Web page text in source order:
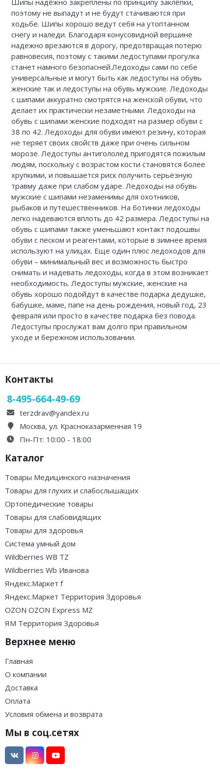
поэтому не выпадут и не будут стачиваются при
ходьбе. Шипы хорошо ведут себя на утоптанном
снегу и наледи. Благодаря конусовидной вершине
надежно врезаются в дорогу, предотвращая потерю
равновесия, поэтому с такими ледоступами прогулка
станет намного безопасней.Ледоходы сами по себе
универсальные и могут быть как ледоступы на обувь
женские так и ледоступы на обувь мужские. Ледоходы
с шипами аккуратно смотрятся на женской обуви, что
делает их практически незаметными. Ледоходы на
обувь с шипами женские подходят на размер обуви с
38 по 42. Ледоходы для обуви имеют резину, которая
не теряет своих свойств даже при очень сильном
морозе. Ледоступы антигололед пригодятся пожилым
людям, поскольку с возрастом кости становятся более
хрупкими, и повышается риск получить серьёзную
травму даже при слабом ударе. Ледоходы на обувь
мужские с шипами незаменимы для охотников,
рыбаков и путешественников. На ботинки ледоходы
легко надеваются вплоть до 42 размера. Ледоступы на
обувь с шипами также уменьшают контакт подошвы
обуви с песком и реагентами, которые в зимнее время
используют на улицах. Еще один плюс ледоходов для
обуви – минимальный вес и возможность быстро
снимать и надевать ледоходы, когда в этом возникает
необходимость. Ледоступы мужские, женские на
обувь хорошо подойдут в качестве подарка дедушке,
бабушке, маме, папе на день рождения, новый год, 23
февраля или просто в качестве подарка без повода.
Ледоступы прослужат вам долго при правильном
уходе и бережном использовании.
Контакты
8-495-664-49-69
terzdrav@yandex.ru
Москва, ул. Красноказарменная 19
Пн-Пт: 10:00 - 18:00
Каталог
Товары Медицинского назначения
Товары для глухих и слабослышащих
Ортопедические товары
Товары для слабовидящих
Товары для здоровья
Система умный дом
Wildberries WB TZ
Wildberries Wb Иванова
Яндекс.Маркет f
Яндекс.Маркет Территория Здоровья
OZON OZON Express MZ
ЯМ Территория Здоровья
Верхнее меню
Главная
О компании
Доставка
Оплата
Условия обмена и возврата
Мы в соц.сетях